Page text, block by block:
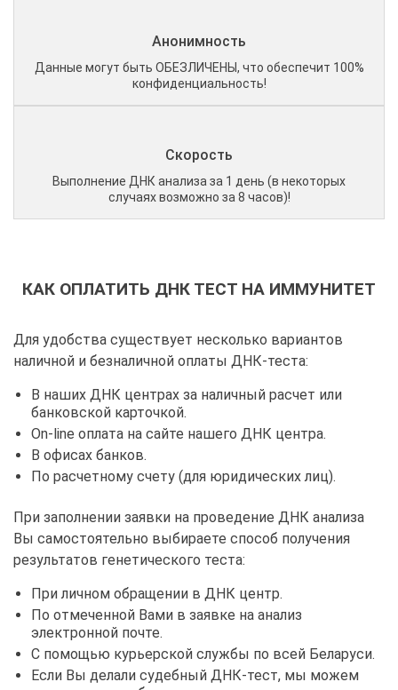
Анонимность
Данные могут быть ОБЕЗЛИЧЕНЫ, что обеспечит 100%
конфиденциальность!
Скорость
Выполнение ДНК анализа за 1 день (в некоторых
случаях возможно за 8 часов)!
КАК ОПЛАТИТЬ ДНК ТЕСТ НА ИММУНИТЕТ
Для удобства существует несколько вариантов
наличной и безналичной оплаты ДНК-теста:
В наших ДНК центрах за наличный расчет или
банковской карточкой.
On-line оплата на сайте нашего ДНК центра.
В офисах банков.
По расчетному счету (для юридических лиц).
При заполнении заявки на проведение ДНК анализа
Вы самостоятельно выбираете способ получения
результатов генетического теста:
При личном обращении в ДНК центр.
По отмеченной Вами в заявке на анализ
электронной почте.
С помощью курьерской службы по всей Беларуси.
Если Вы делали судебный ДНК-тест, мы можем